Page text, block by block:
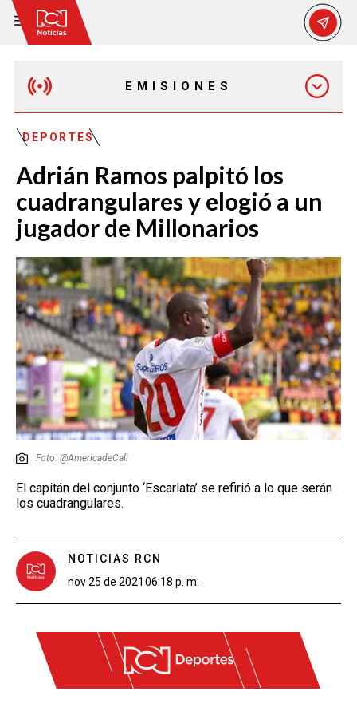
EMISIONES
EMISIÓN 7:00 PM
DEPORTES
Adrián Ramos palpitó los
cuadrangulares y elogió a un
jugador de Millonarios
Foto: @AmericadeCali
El capitán del conjunto ‘Escarlata’ se refirió a lo que serán
los cuadrangulares.
NOTICIAS RCN
nov 25 de 2021 06:18 p. m.